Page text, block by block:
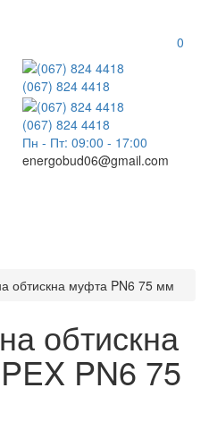
0
(067) 824 4418
(067) 824 4418
Пн - Пт: 09:00 - 17:00
energobud06@gmail.com
обтискна муфта PN6 75 мм
обтискна
PN6 75